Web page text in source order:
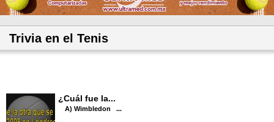
Trivia en el Tenis
¿Cuál fue la...
A) Wimbledon ...